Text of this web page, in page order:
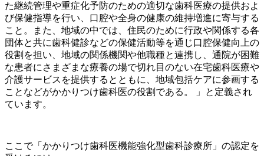
た継続管理や重症化予防のための適切な歯科医療の提供およ
び保健指導を行い、口腔や全身の健康の維持増進に寄与する
こと。また、地域の中では、住民のために行政や関係する各
団体と共に歯科健診などの保健活動等を通じ口腔保健向上の
役割を担い、地域の関係機関や他職種と連携し、通院が困難
な患者にさまざまな療養の場で切れ目のない在宅歯科医療や
介護サービスを提供するとともに、地域包括ケアに参画する
ことなどがかかりつけ歯科医の役割である。 」と定義され
ています。
ここで「かかりつけ歯科医機能強化型歯科診療所」の認定を